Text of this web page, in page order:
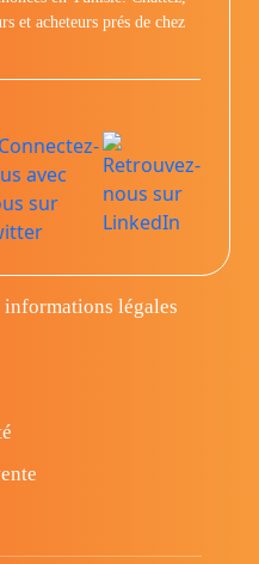
et acheteurs prés de chez
légales